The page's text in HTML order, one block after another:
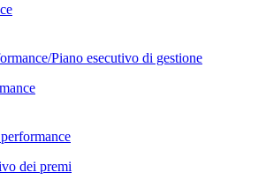
Piano esecutivo di gestione
dei premi